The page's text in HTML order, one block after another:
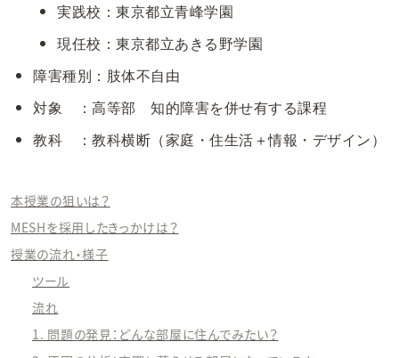
実践校：東京都立青峰学園
現任校：東京都立あきる野学園
障害種別：肢体不自由
対象　：高等部　知的障害を併せ有する課程
教科　：教科横断（家庭・住生活＋情報・デザイン）
本授業の狙いは？
MESHを採用したきっかけは？
授業の流れ・様子
ツール
流れ
1. 問題の発見：どんな部屋に住んでみたい？